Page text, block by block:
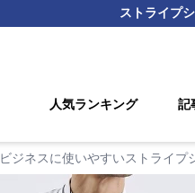
ストライプ
人気ランキング 記
ビジネスに使いやすいストライ